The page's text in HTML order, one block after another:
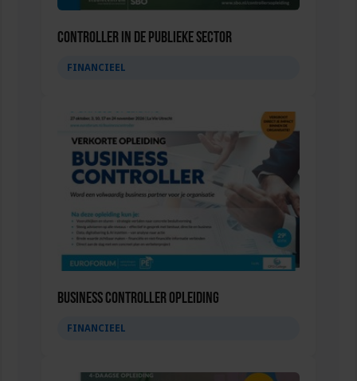
Controller in de publieke sector
FINANCIEEL
Business Controller Opleiding
FINANCIEEL